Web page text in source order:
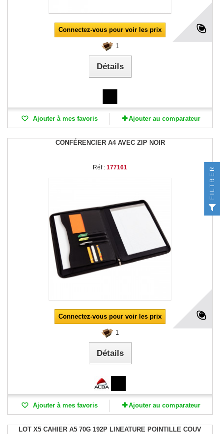
Connectez-vous pour voir les prix
1
Détails
Ajouter à mes favoris Ajouter au comparateur
CONFÉRENCIER A4 AVEC ZIP NOIR
Réf : 177161
Connectez-vous pour voir les prix
1
Détails
Ajouter à mes favoris Ajouter au comparateur
LOT X5 CAHIER A5 70G 192P LINEATURE POINTILLE COUV
FILTRER